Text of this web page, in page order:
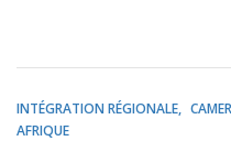
INTÉGRATION RÉGIONALE
AFRIQUE